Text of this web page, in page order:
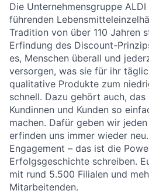
Die Unternehmensgruppe
führenden
Tradition von über 110 Jahren
Erfindung des Discount-
es, Menschen überall und
versorgen, was sie für ihr
qualitative Produkte zum
schnell. Dazu gehört auch,
Kundinnen und Kunden so
machen. Dafür geben wir
erfinden uns immer wieder
Engagement – das ist die
Erfolgsgeschichte schreiben.
mit rund 5.500 Filialen und
Mitarbeitenden.